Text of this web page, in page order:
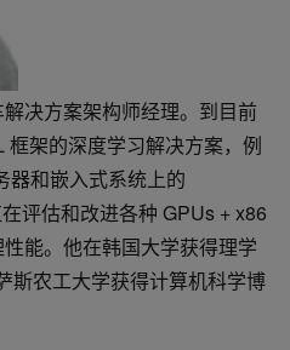
决方案架构师经理。到目前
架的深度学习解决方案，例
器和嵌入式系统上的
评估和改进各种 GPUs + x86
性能。他在韩国大学获得理学
斯农工大学获得计算机科学博